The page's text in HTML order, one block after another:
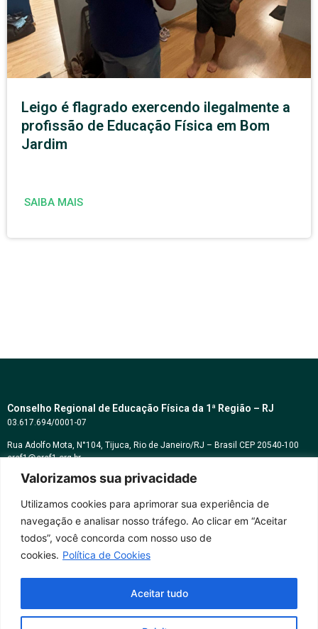
Valorizamos sua privacidade
Utilizamos cookies para aprimorar sua experiência de
navegação e analisar nosso tráfego. Ao clicar em “Aceitar
todos”, você concorda com nosso uso de
cookies. Política de Cookies
Aceitar tudo
Leigo é flagrado exercendo ilegalmente a
profissão de Educação Física em Bom
Jardim
SAIBA MAIS
Conselho Regional de Educação Física da 1ª Região – RJ
03.617.694/0001-07
Rua Adolfo Mota, N°104, Tijuca, Rio de Janeiro/RJ – Brasil CEP 20540-100
cref1@cref1.org.br
Assessoria de comunicação:
Horários de atendimento:
Whatsapp: (21) 2569-2398